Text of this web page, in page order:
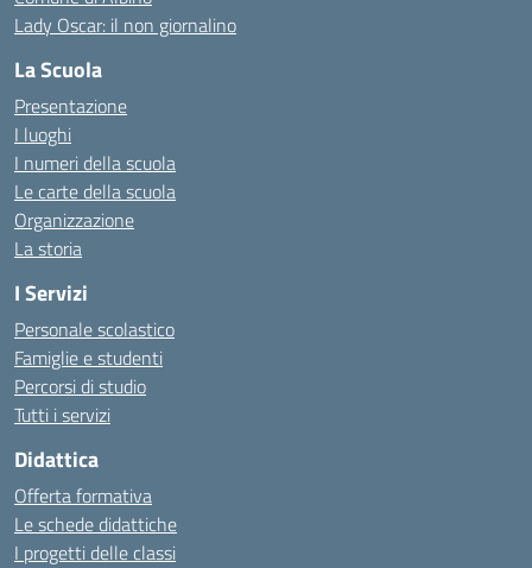
Lady Oscar: il non giornalino
La Scuola
Presentazione
I luoghi
I numeri della scuola
Le carte della scuola
Organizzazione
La storia
I Servizi
Personale scolastico
Famiglie e studenti
Percorsi di studio
Tutti i servizi
Didattica
Offerta formativa
Le schede didattiche
I progetti delle classi